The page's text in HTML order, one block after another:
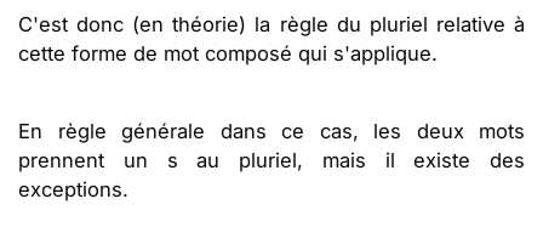
C'est donc (en théorie) la règle du pluriel relative à
cette forme de mot composé qui s'applique.
En règle générale dans ce cas, les deux mots
prennent un s au pluriel, mais il existe des
exceptions.